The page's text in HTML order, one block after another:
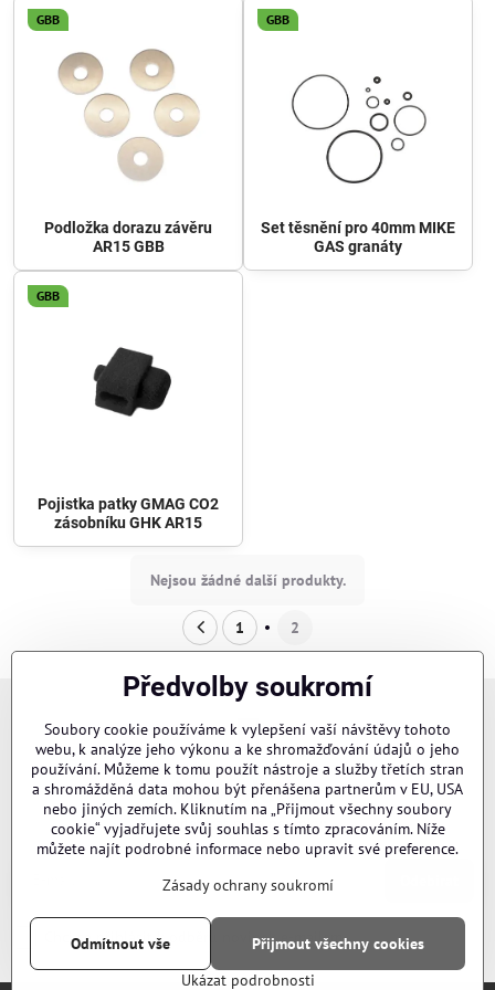
GBB
Podložka dorazu závěru
AR15 GBB
GBB
Set těsnění pro 40mm MIKE
GAS granáty
GBB
Pojistka patky GMAG CO2
zásobníku GHK AR15
Nejsou žádné další produkty.
1 2
Newsletter
Odebírat naše novinky:
Chci se přihlásit k odběru novinek e-mailem
Předvolby soukromí
Soubory cookie používáme k vylepšení vaší návštěvy tohoto
webu, k analýze jeho výkonu a ke shromažďování údajů o jeho
používání. Můžeme k tomu použít nástroje a služby třetích stran
a shromážděná data mohou být přenášena partnerům v EU, USA
nebo jiných zemích. Kliknutím na „Přijmout všechny soubory
cookie“ vyjadřujete svůj souhlas s tímto zpracováním. Níže
můžete najít podrobné informace nebo upravit své preference.
Zásady ochrany soukromí
Ukázat podrobnosti
Přijmout všechny cookies
Odmítnout vše